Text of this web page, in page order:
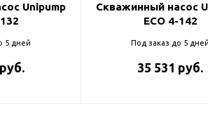
Unipump
5 дней
Скважинный насос
ECO 4-142
Под заказ до 5 дней
35 531 руб.